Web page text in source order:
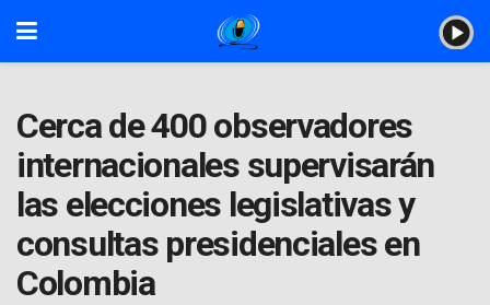
Cerca de 400 observadores
internacionales supervisarán
las elecciones legislativas y
consultas presidenciales en
Colombia